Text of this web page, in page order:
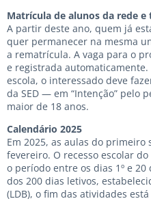
Matrícula de alunos da rede e
A partir deste ano, quem já
quer permanecer na mesma
a rematrícula. A vaga para o
e registrada
escola, o interessado deve
da SED — em “Intenção” pelo
maior de 18 anos.
Calendário 2025
Em 2025, as aulas do
fevereiro. O recesso escolar
o período entre os dias 1º e
dos 200 dias letivos,
(LDB), o fim das atividades